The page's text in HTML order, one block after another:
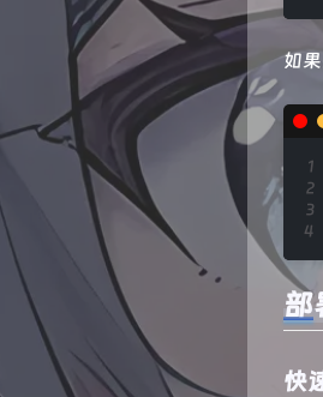
拾光博客
Forever
良生网
浪海导航
伞菌の博客
云云星羽
如
部
快